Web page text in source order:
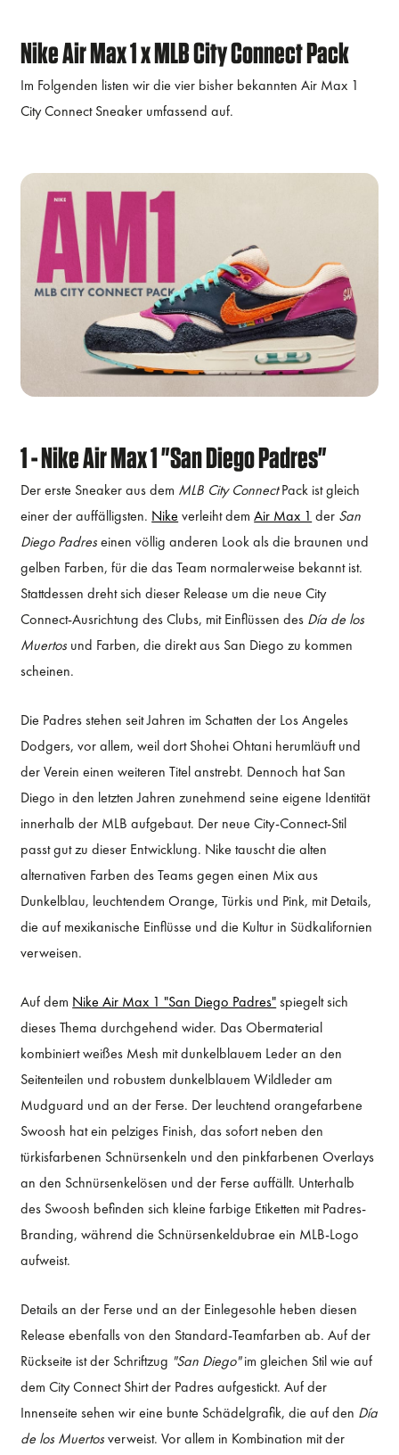
Nike Air Max 1 x MLB City Connect Pack
Im Folgenden listen wir die vier bisher bekannten Air Max 1
City Connect Sneaker umfassend auf.
1 - Nike Air Max 1 "San Diego Padres"
Der erste Sneaker aus dem MLB City ConnectPack ist gleich
einer der auffälligsten. Nike verleiht demAir Max 1 der San
Diego Padreseinen völlig anderen Look als die braunen und
gelben Farben, für die das Team normalerweise bekannt ist.
Stattdessen dreht sich dieser Release um die neue City
Connect-Ausrichtung des Clubs, mit Einflüssen des Día de los
Muertos und Farben, die direkt aus San Diego zu kommen
scheinen.
Die Padres stehen seit Jahren im Schatten der Los Angeles
Dodgers, vor allem, weil dort Shohei Ohtani herumläuft und
der Verein einen weiteren Titel anstrebt. Dennoch hat San
Diego in den letzten Jahren zunehmend seine eigene Identität
innerhalb der MLB aufgebaut. Der neue City-Connect-Stil
passt gut zu dieser Entwicklung. Nike tauscht die alten
alternativen Farben des Teams gegen einen Mix aus
Dunkelblau, leuchtendem Orange, Türkis und Pink, mit Details,
die auf mexikanische Einflüsse und die Kultur in Südkalifornien
verweisen.
Auf dem Nike Air Max 1 "San Diego Padres"spiegelt sich
dieses Thema durchgehend wider. Das Obermaterial
kombiniert weißes Mesh mit dunkelblauem Leder an den
Seitenteilen und robustem dunkelblauem Wildleder am
Mudguard und an der Ferse. Der leuchtend orangefarbene
Swoosh hat ein pelziges Finish, das sofort neben den
türkisfarbenen Schnürsenkeln und den pinkfarbenen Overlays
an den Schnürsenkelösen und der Ferse auffällt. Unterhalb
des Swoosh befinden sich kleine farbige Etiketten mit Padres-
Branding, während die Schnürsenkeldubrae ein MLB-Logo
aufweist.
Details an der Ferse und an der Einlegesohle heben diesen
Release ebenfalls von den Standard-Teamfarben ab. Auf der
Rückseite ist der Schriftzug "San Diego"im gleichen Stil wie auf
dem City Connect Shirt der Padres aufgestickt. Auf der
Innenseite sehen wir eine bunte Schädelgrafik, die auf den Día
de los Muertosverweist. Vor allem in Kombination mit der